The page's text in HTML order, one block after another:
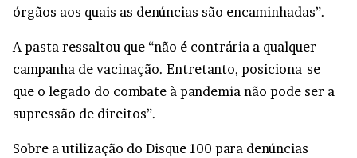
órgãos aos quais as denúncias são encaminhadas”.
A pasta ressaltou que “não é contrária a qualquer
campanha de vacinação. Entretanto, posiciona-se
que o legado do combate à pandemia não pode ser a
supressão de direitos”.
Sobre a utilização do Disque 100 para denúncias